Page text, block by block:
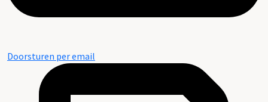
Doorsturen per email